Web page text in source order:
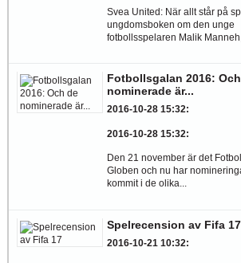
Svea United: När allt står på
ungdomsboken om den unge
fotbollsspelaren Malik
Fotbollsgalan 2016:
nominerade är...
2016-10-28 15:32:
2016-10-28 15:32:
Den 21 november är det
Globen och nu har
kommit i de olika...
Spelrecension av Fifa 17
2016-10-21 10:32: